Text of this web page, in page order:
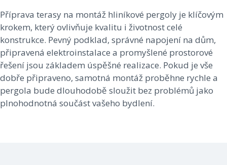
Příprava terasy na montáž hliníkové pergoly je klíčovým
krokem, který ovlivňuje kvalitu i životnost celé
konstrukce. Pevný podklad, správné napojení na dům,
připravená elektroinstalace a promyšlené prostorové
řešení jsou základem úspěšné realizace. Pokud je vše
dobře připraveno, samotná montáž proběhne rychle a
pergola bude dlouhodobě sloužit bez problémů jako
plnohodnotná součást vašeho bydlení.